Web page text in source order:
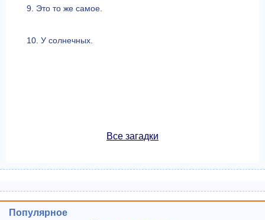
9. Это то же самое.
10. У солнечных.
Все загадки
Популярное